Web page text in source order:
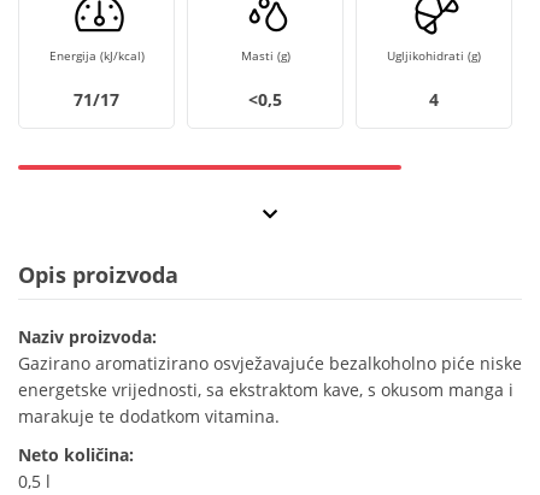
Energija (kJ/kcal)
71/17
Masti (g)
<0,5
Ugljikohidrati (g)
4
Opis proizvoda
Naziv proizvoda:
Gazirano aromatizirano osvježavajuće bezalkoholno piće niske
energetske vrijednosti, sa ekstraktom kave, s okusom manga i
marakuje te dodatkom vitamina.
Neto količina:
0,5 l